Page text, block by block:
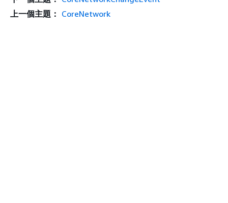
上一個主題： CoreNetwork